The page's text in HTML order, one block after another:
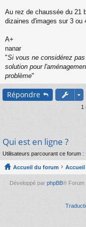
s
g
n
o
n
u
Au rez de chaussée du 21
dizaines d'images sur 3 ou
A+
nanar
"Si vous ne considérez
solution pour
problème"
Répondre
1
Qui est en ligne ?
Utilisateurs parcourant ce forum :
Accueil du forum
Développé par phpBB® Forum